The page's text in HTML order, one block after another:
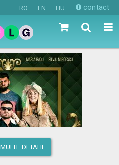
RO EN HU contact
DETALII